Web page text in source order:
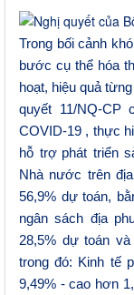
Trong bối cảnh
bước cụ thể hóa
hoạt, hiệu quả
quyết 11/NQ-CP
COVID-19 , thực
hỗ trợ phát triển
Nhà nước trên
56,9% dự toán,
ngân sách địa
28,5% dự toán
trong đó: Kinh tế
9,49% - cao hơn